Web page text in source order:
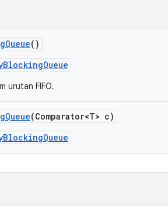
Queue()
urutan FIFO.
Queue(Comparator<T> c)